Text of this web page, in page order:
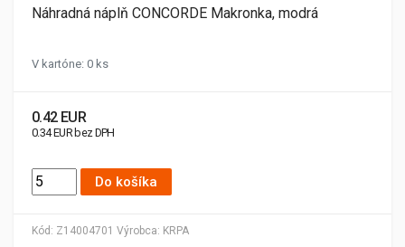
Kód: Z14004701 Výrobca: KRPA
Náhradná náplň CONCORDE Makronka, modrá
V kartóne: 0 ks
0.42 EUR
0.34 EUR bez DPH
Do košíka